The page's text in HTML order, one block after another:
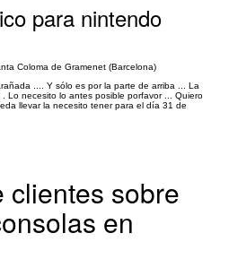
para nintendo
Coloma de Gramenet (Barcelona)
.... Y sólo es por la parte de arriba ... La
Lo necesito lo antes posible porfavor ... Quiero
llevar la necesito tener para el día 31 de
clientes sobre
en